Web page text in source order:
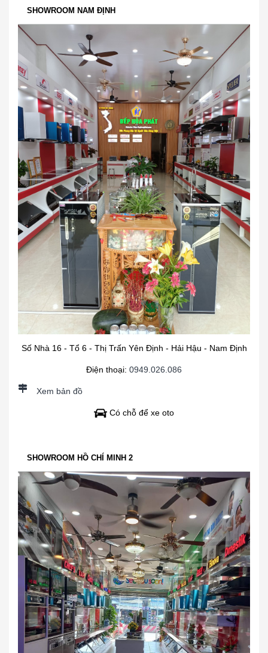
SHOWROOM NAM ĐỊNH
Số Nhà 16 - Tổ 6 - Thị Trấn Yên Định - Hải Hậu - Nam Định
Điện thoại: 0949.026.086
Xem bản đồ
Có chỗ để xe oto
SHOWROOM HỒ CHÍ MINH 2